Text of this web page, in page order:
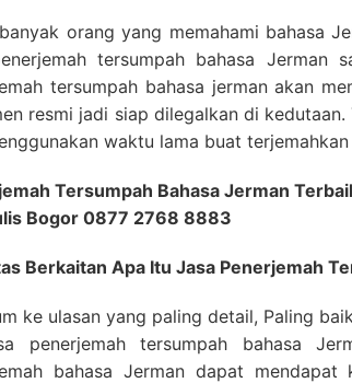
orang yang memahami bahasa
tersumpah bahasa Jerman
tersumpah bahasa jerman akan
resmi jadi siap dilegalkan di
waktu lama buat
Tersumpah Bahasa Jerman
Bogor 0877 2768 8883
Berkaitan Apa Itu Jasa Penerjemah
ke ulasan yang paling detail, Paling
penerjemah tersumpah bahasa
bahasa Jerman dapat mendapat